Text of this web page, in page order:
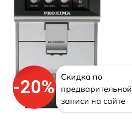
-20%
Скидка по
предварительной
записи на сайте